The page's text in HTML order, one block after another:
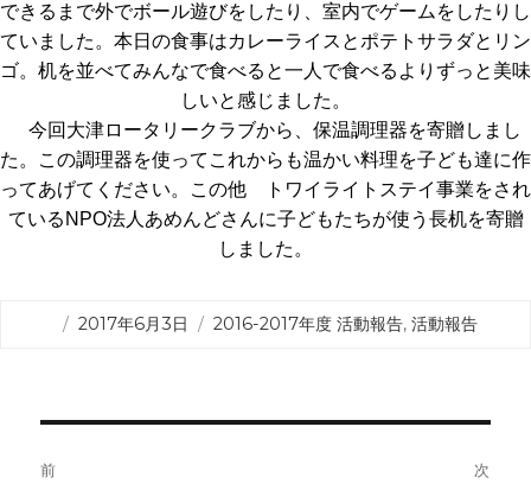
できるまで外でボール遊びをしたり、室内でゲームをしたりし
ていました。本日の食事はカレーライスとポテトサラダとリン
ゴ。机を並べてみんなで食べると一人で食べるよりずっと美味
しいと感じました。
今回大津ロータリークラブから、保温調理器を寄贈しまし
た。この調理器を使ってこれからも温かい料理を子ども達に作
ってあげてください。この他 トワイライトステイ事業をされ
ているNPO法人あめんどさんに子どもたちが使う長机を寄贈
しました。
投
2017年6月3日
カ
ー
2016-2017年度 活動報告, 活動報告
稿
前 次